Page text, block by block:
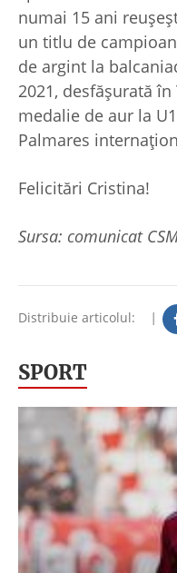
numai 15 ani
un titlu de
de argint la
2021, desfăşurată
medalie de aur la
Palmares
Felicitări Cristina!
Sursa: comunicat
Distribuie articolul: |
SPORT